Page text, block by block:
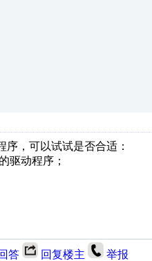
序，可以试试是否合适：
驱动程序；
答 回复楼主 举报